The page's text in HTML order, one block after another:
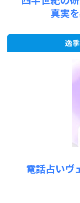
真実
逸
電話占いヴ